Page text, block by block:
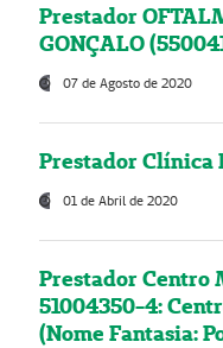
Prestador
GONÇALO
07 de Agosto de 2020
Prestador Clínica
01 de Abril de 2020
Prestador Centro
51004350-4:
(Nome Fantasia: